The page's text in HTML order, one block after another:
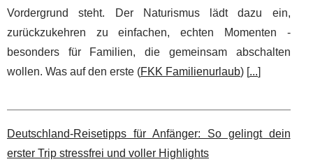
Vordergrund steht. Der Naturismus lädt dazu ein,
zurückzukehren zu einfachen, echten Momenten -
besonders für Familien, die gemeinsam abschalten
wollen. Was auf den erste (FKK Familienurlaub) [...]
Deutschland-Reisetipps für Anfänger: So gelingt dein
erster Trip stressfrei und voller Highlights